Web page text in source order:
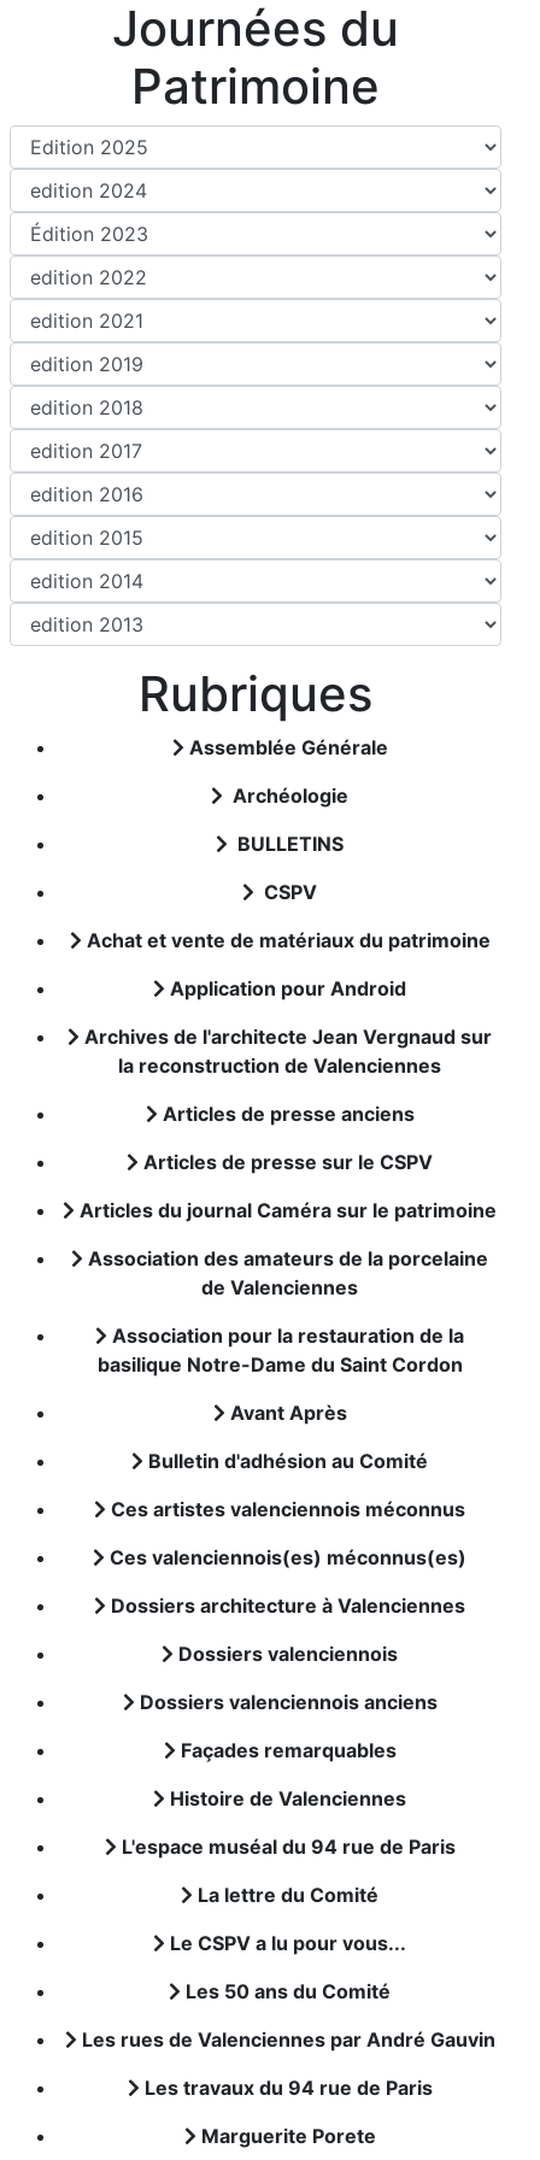
Journées du
Patrimoine
Rubriques
Assemblée Générale
Archéologie
BULLETINS
CSPV
Achat et vente de matériaux du patrimoine
Application pour Android
Archives de l'architecte Jean Vergnaud sur
la reconstruction de Valenciennes
Articles de presse anciens
Articles de presse sur le CSPV
Articles du journal Caméra sur le patrimoine
Association des amateurs de la porcelaine
de Valenciennes
Association pour la restauration de la
basilique Notre-Dame du Saint Cordon
Avant Après
Bulletin d'adhésion au Comité
Ces artistes valenciennois méconnus
Ces valenciennois(es) méconnus(es)
Dossiers architecture à Valenciennes
Dossiers valenciennois
Dossiers valenciennois anciens
Façades remarquables
Histoire de Valenciennes
L'espace muséal du 94 rue de Paris
La lettre du Comité
Le CSPV a lu pour vous...
Les 50 ans du Comité
Les rues de Valenciennes par André Gauvin
Les travaux du 94 rue de Paris
Marguerite Porete